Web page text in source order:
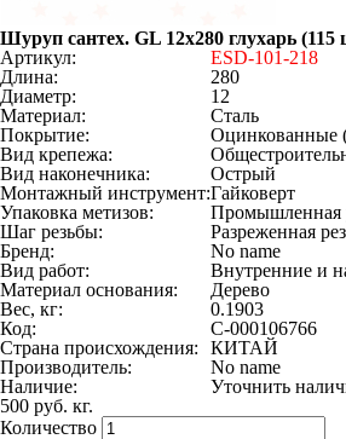
Шуруп сантех. GL 12х280 глухарь (115
Артикул:
ESD-101-218
Длина:
280
Диаметр:
12
Материал:
Сталь
Покрытие:
Оцинкованные
Вид крепежа:
Вид наконечника:
Острый
Монтажный инструмент:Гайковерт
Упаковка метизов:
Промышленная
Шаг резьбы:
Разреженная
Бренд:
No name
Вид работ:
Внутренние и
Материал основания:
Дерево
Вес, кг:
0.1903
Код:
С-000106766
Страна происхождения:
КИТАЙ
Производитель:
No name
Наличие:
Уточнить
500 руб. кг.
Количество